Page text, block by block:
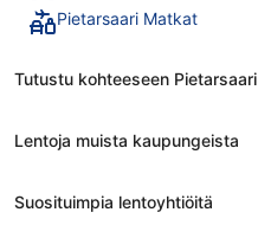
Pietarsaari Matkat
Tutustu kohteeseen Pietarsaari
Lentoja muista kaupungeista
Suosituimpia lentoyhtiöitä